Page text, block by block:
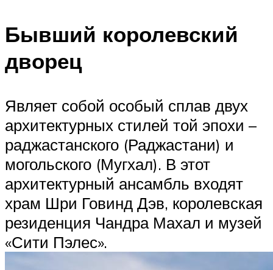
Бывший королевский
дворец
Являет собой особый сплав двух
архитектурных стилей той эпохи –
раджастанского (Раджастани) и
могольского (Мугхал). В этот
архитектурный ансамбль входят
храм Шри Говинд Дэв, королевская
резиденция Чандра Махал и музей
«Сити Пэлес».